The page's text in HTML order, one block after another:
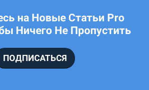
на Новые Статьи Pro
Ничего Не Пропустить
ПОДПИСАТЬСЯ